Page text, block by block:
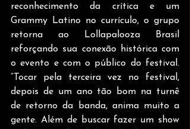
reconhecimento da crítica e um
Grammy Latino no currículo, o grupo
retorna ao Lollapalooza Brasil
reforçando sua conexão histórica com
o evento e com o público do festival.
“Tocar pela terceira vez no festival,
depois de um ano tão bom na turnê
de retorno da banda, anima muito a
gente. Além de buscar fazer um show